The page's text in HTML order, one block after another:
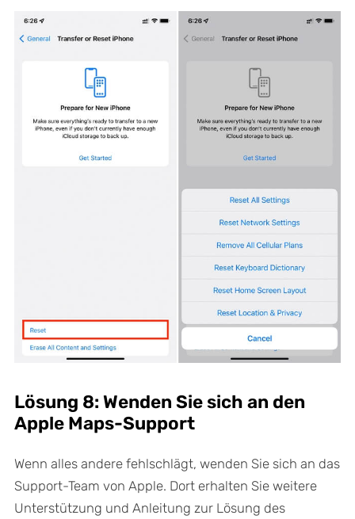
Lösung 8: Wenden Sie sich an den
Apple Maps-Support
Wenn alles andere fehlschlägt, wenden Sie sich an das
Support-Team von Apple. Dort erhalten Sie weitere
Unterstützung und Anleitung zur Lösung des